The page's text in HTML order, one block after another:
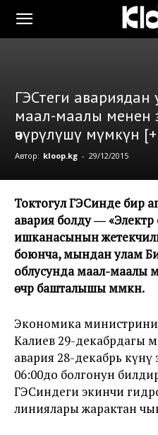
ГЭСтеги
маал-маалы менен
өчүрүлүшү мүмкүн
Автор: kloop.kg - 29/12/2015
Токтогул ГЭСинде бир
авария болду ― «Электр
ишканасынын
боюнча, мындан улам
облусунда маал-маалы
өчүрүү башталышы мүмкүн.
Экономика
Калиев 29-
авария 28-декабрь күнү
06:00до болгонун
ГЭСиндеги экинчи
линиялары жарактан